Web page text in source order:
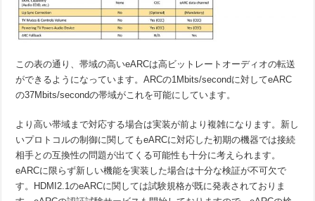
この表の通り、帯域の高いeARCは高ビットレートオーディオの転送
ができるようになっています。ARCの1Mbits/secondに対してeARC
の37Mbits/secondの帯域がこれを可能にしています。
より高い帯域まで対応する場合は実装が前より複雑になります。新し
いプロトコルの制御に関してもeARCに対応した初期の機器では接続
相手との互換性の問題が出てくる可能性も十分に考えられます。
eARCに限らず新しい機能を実装した場合は十分な検証が不可欠で
す。HDMI2.1のeARCに関しては試験規格が既に発表されておりま